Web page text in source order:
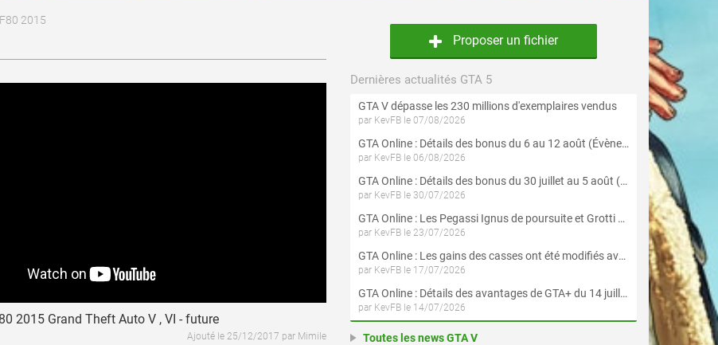
2015
2015 Grand Theft Auto V , VI - future
Ajouté le 25/12/2017 par Mimile
Proposer un fichier
Dernières actualités GTA 5
GTA V dépasse les 230 millions d'exemplaires vendus
par KevFB le 07/08/2026
GTA Online : Détails des bonus du 6 au 12 août (Évènement « Braquages de l'été » - Suite et fin)
par KevFB le 06/08/2026
GTA Online : Détails des bonus du 30 juillet au 5 août (Évènement « Braquages d'été »)
par KevFB le 30/07/2026
GTA Online : Les Pegassi Ignus de poursuite et Grotti Veleno GT sont maintenant disponibles
par KevFB le 23/07/2026
GTA Online : Les gains des casses ont été modifiés avec la mise à jour « Le Braquage du Kortz Center »
par KevFB le 17/07/2026
GTA Online : Détails des avantages de GTA+ du 14 juillet au 12 août
par KevFB le 14/07/2026
Toutes les news GTA V